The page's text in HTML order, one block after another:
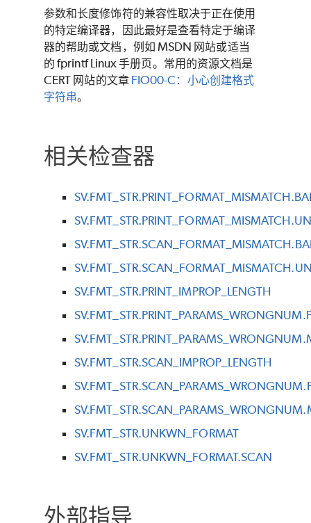
参数和长度修饰符的兼容性取决于正在使用
的特定编译器，因此最好是查看特定于编译
器的帮助或文档，例如 MSDN 网站或适当
的 fprintf Linux 手册页。常用的资源文档是
CERT 网站的文章 FIO00-C：小心创建格式
字符串。
相关检查器
SV.FMT_STR.PRINT_IMPROP_LENGTH
SV.FMT_STR.SCAN_IMPROP_LENGTH
SV.FMT_STR.UNKWN_FORMAT
SV.FMT_STR.UNKWN_FORMAT.SCAN
外部指导